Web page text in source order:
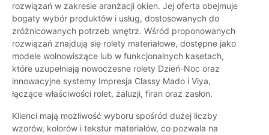
rozwiązań w zakresie aranżacji okien. Jej oferta obejmuje
bogaty wybór produktów i usług, dostosowanych do
zróżnicowanych potrzeb wnętrz. Wśród proponowanych
rozwiązań znajdują się rolety materiałowe, dostępne jako
modele wolnowiszące lub w funkcjonalnych kasetach,
które uzupełniają nowoczesne rolety Dzień-Noc oraz
innowacyjne systemy Impresja Classy Mado i Viya,
łączące właściwości rolet, żaluzji, firan oraz zasłon.
Klienci mają możliwość wyboru spośród dużej liczby
wzorów, kolorów i tekstur materiałów, co pozwala na